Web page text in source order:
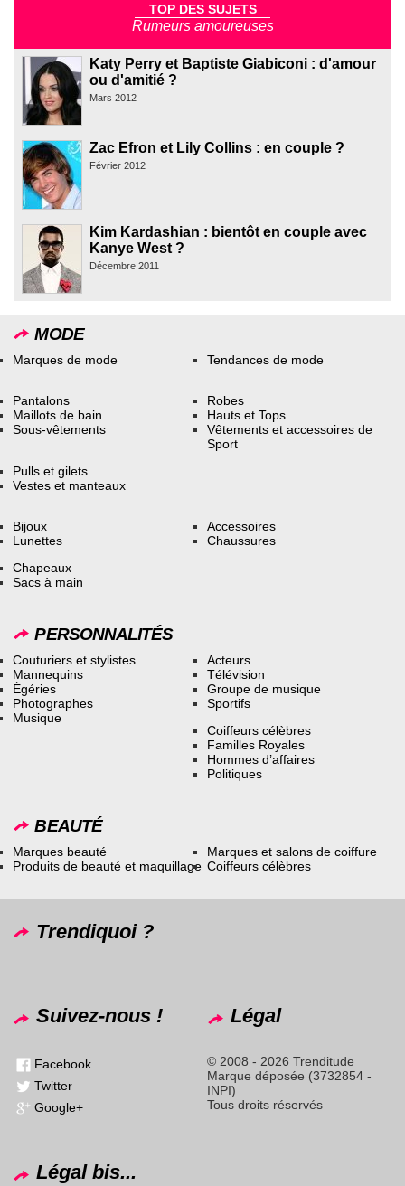
TOP DES SUJETS
Rumeurs amoureuses
Katy Perry et Baptiste Giabiconi : d'amour
ou d'amitié ?
Mars 2012
Zac Efron et Lily Collins : en couple ?
Février 2012
Kim Kardashian : bientôt en couple avec
Kanye West ?
Décembre 2011
MODE
Marques de mode Tendances de mode
Pantalons
Maillots de bain
Sous-vêtements
Robes
Hauts et Tops
Vêtements et accessoires de
Sport
Pulls et gilets
Vestes et manteaux
Bijoux
Lunettes
Accessoires
Chaussures
Chapeaux
Sacs à main
PERSONNALITÉS
Couturiers et stylistes
Mannequins
Égéries
Photographes
Musique
Acteurs
Télévision
Groupe de musique
Sportifs
Coiffeurs célèbres
Familles Royales
Hommes d’affaires
Politiques
BEAUTÉ
Marques beauté
Produits de beauté et maquillage
Marques et salons de coiffure
Coiffeurs célèbres
Trendiquoi ?
Suivez-nous !
Facebook
Twitter
Google+
Légal
© 2008 - 2026 Trenditude
Marque déposée (3732854 -
INPI)
Tous droits réservés
Légal bis...